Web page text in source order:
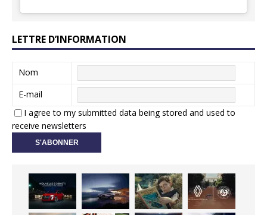
LETTRE D’INFORMATION
Nom
E-mail
I agree to my submitted data being stored and used to
receive newsletters